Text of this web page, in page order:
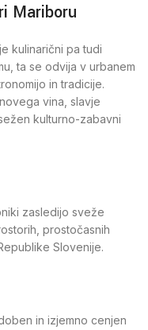
Mariboru
kulinarični pa tudi
ta se odvija v urbanem
in tradicije.
vina, slavje
kulturno-zabavni
zasledijo sveže
prostočasnih
Slovenije.
in izjemno cenjen